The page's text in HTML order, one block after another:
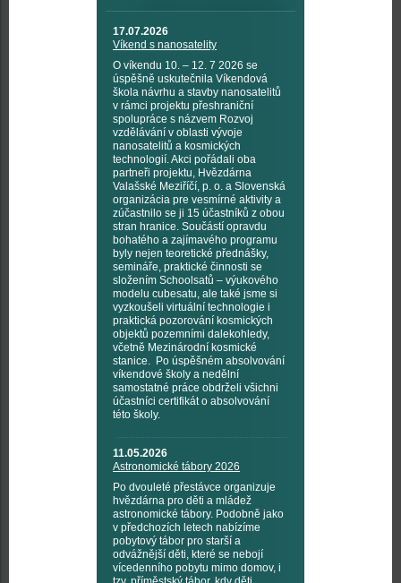
17.07.2026
Víkend s nanosatelity
O víkendu 10. – 12. 7 2026 se
úspěšně uskutečnila Víkendová
škola návrhu a stavby nanosatelitů
v rámci projektu přeshraniční
spolupráce s názvem Rozvoj
vzdělávání v oblasti vývoje
nanosatelitů a kosmických
technologií. Akci pořádali oba
partneři projektu, Hvězdárna
Valašské Meziříčí, p. o. a Slovenská
organizácia pre vesmírné aktivity a
zúčastnilo se ji 15 účastníků z obou
stran hranice. Součástí opravdu
bohatého a zajímavého programu
byly nejen teoretické přednášky,
semináře, praktické činnosti se
složením Schoolsatů – výukového
modelu cubesatu, ale také jsme si
vyzkoušeli virtuální technologie i
praktická pozorování kosmických
objektů pozemními dalekohledy,
včetně Mezinárodní kosmické
stanice. Po úspěšném absolvování
víkendové školy a nedělní
samostatné práce obdrželi všichni
účastníci certifikát o absolvování
této školy.
11.05.2026
Astronomické tábory 2026
Po dvouleté přestávce organizuje
hvězdárna pro děti a mládež
astronomické tábory. Podobně jako
v předchozích letech nabízíme
pobytový tábor pro starší a
odvážnější děti, které se nebojí
vícedenního pobytu mimo domov, i